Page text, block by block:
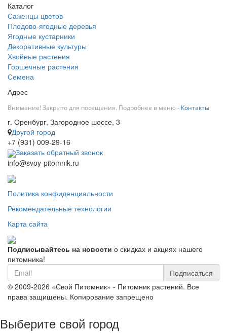
Каталог
Саженцы цветов
Плодово-ягодные деревья
Ягодные кустарники
Декоративные культуры
Хвойные растения
Горшечные растения
Семена
Адрес
Внимание! Закрыто для посещения. Подробнее в меню - Контакты
г. Оренбург, Загородное шоссе, 3
Другой город
+7 (931) 009-29-16
Заказать обратный звонок
info@svoy-pitomnik.ru
Политика конфиденциальности
Рекомендательные технологии
Карта сайта
Подписывайтесь на новости о скидках и акциях нашего
питомника!
Подписаться
© 2009-2026 «Свой Питомник» - Питомник растений. Все
права защищены. Копирование запрещено
Выберите свой город